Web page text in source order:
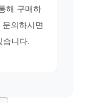
해 구매하
의하시면
습니다.